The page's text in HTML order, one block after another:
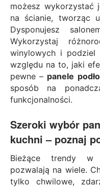
możesz wykorzystać
na ścianie, tworząc
Dysponujesz
Wykorzystaj
winylowych i podziel
względu na to, jaki
pewne – panele
sposób na
funkcjonalności.
Szeroki wybór
kuchni – poznaj
Bieżące trendy w
pozwalają na wiele.
tylko chwilowe,